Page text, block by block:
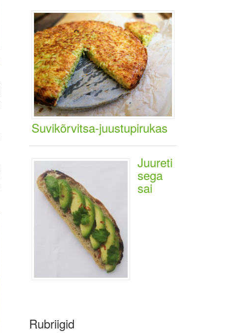
Suvikõrvitsa-juustupirukas
Juureti
sega
sai
Rubriigid